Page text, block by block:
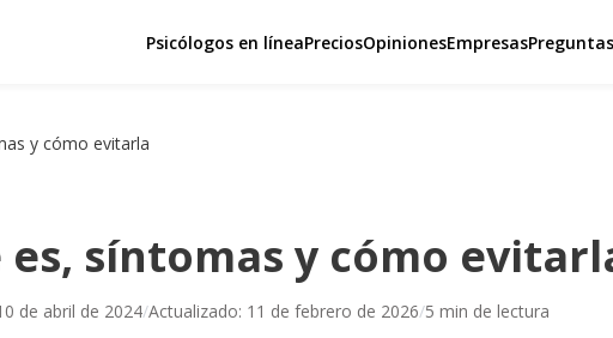
Psicólogos en líneaPreciosOpinionesEmpresas
y cómo evitarla
síntomas y cómo
de abril de 2024/Actualizado: 11 de febrero de 2026/5 min de lectura